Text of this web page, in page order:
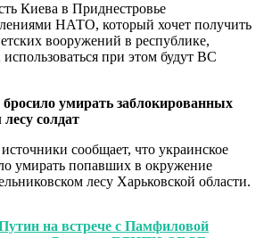
Киева в Приднестровье
НАТО, который хочет получить
вооружений в республике,
при этом будут ВС
умирать заблокированных
солдат
сообщает, что украинское
умирать попавших в окружение
лесу Харьковской области.
на встрече с Памфиловой